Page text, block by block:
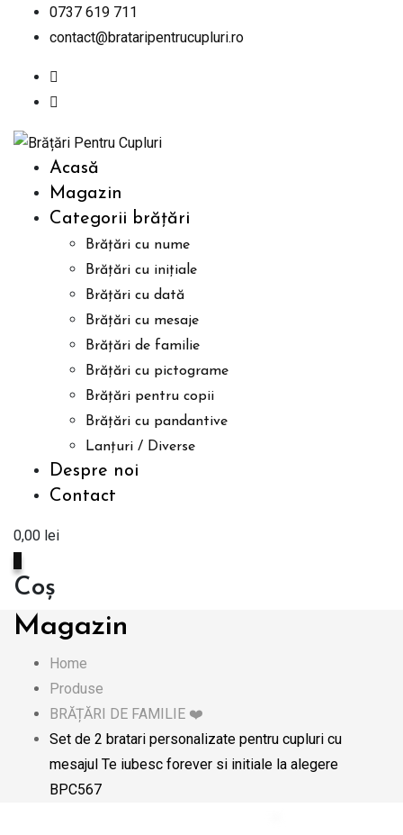
0737 619 711
contact@brataripentrucupluri.ro
Acasă
Magazin
Categorii brățări
Brățări cu nume
Brățări cu inițiale
Brățări cu dată
Brățări cu mesaje
Brățări de familie
Brățări cu pictograme
Brățări pentru copii
Brățări cu pandantive
Lanțuri / Diverse
Despre noi
Contact
0,00 lei
Coș
Magazin
Home
Produse
BRĂȚĂRI DE FAMILIE ❤️
Set de 2 bratari personalizate pentru cupluri cu
mesajul Te iubesc forever si initiale la alegere
BPC567